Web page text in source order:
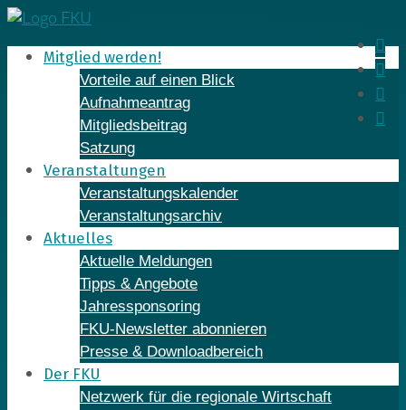
Skip
to
contentMitglied werden!
Vorteile auf einen Blick
Aufnahmeantrag
Mitgliedsbeitrag
Satzung
Veranstaltungen
Veranstaltungskalender
Veranstaltungsarchiv
Aktuelles
Aktuelle Meldungen
Tipps & Angebote
Jahressponsoring
FKU-Newsletter abonnieren
Presse & Downloadbereich
Der FKU
Netzwerk für die regionale Wirtschaft